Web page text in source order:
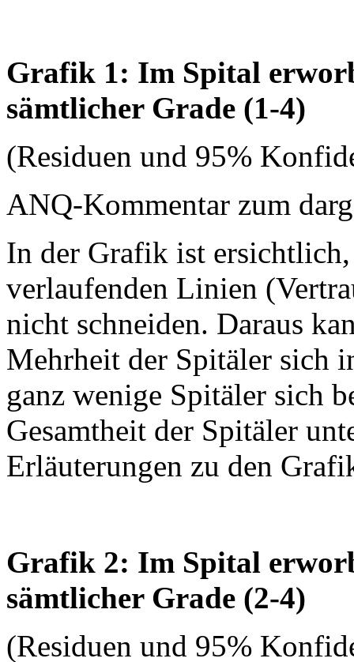
Grafik 1: Im Spital
sämtlicher Grade (1-4)
(Residuen und 95%
ANQ-Kommentar zum
In der Grafik ist
verlaufenden Linien
nicht schneiden. Daraus
Mehrheit der Spitäler sich
ganz wenige Spitäler sich
Gesamtheit der Spitäler
Erläuterungen zu den
Grafik 2: Im Spital
sämtlicher Grade (2-4)
(Residuen und 95%